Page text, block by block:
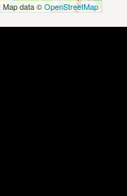
data ©OpenStreetMap